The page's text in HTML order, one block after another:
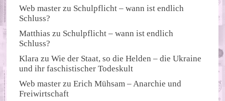
Web master zu Schulpflicht – wann ist endlich
Schluss?
Matthias zu Schulpflicht – wann ist endlich
Schluss?
Klara zuWie der Staat, so die Helden – die Ukraine
und ihr faschistischer Todeskult
Web master zuErich Mühsam – Anarchie und
Freiwirtschaft